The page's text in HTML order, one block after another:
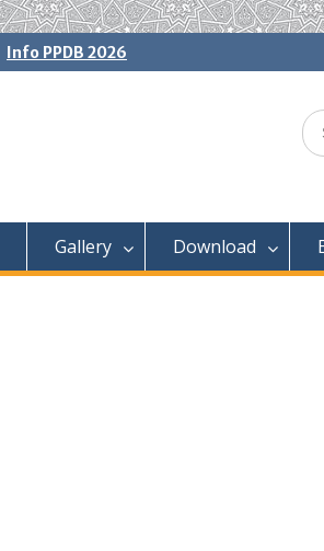
Info PPDB 2026
for:
Gallery Download